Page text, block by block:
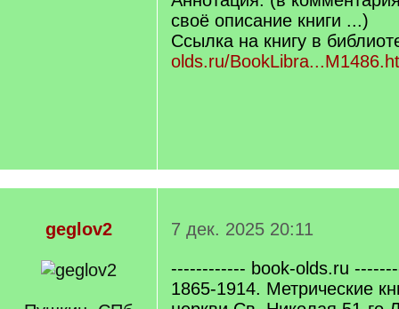
своё описание книги ...)
Ссылка на книгу в
olds.ru/
geglov2
7 дек. 2025 20:11
------------ book-olds.ru
1865-1914. Метрические